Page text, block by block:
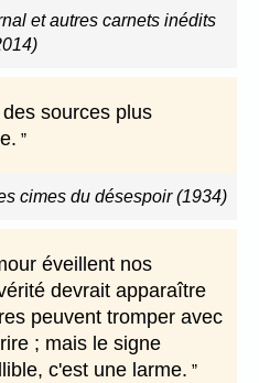
et autres carnets inédits
sources plus
cimes du désespoir (1934)
éveillent nos
devrait apparaître
peuvent tromper avec
; mais le signe
c'est une larme.